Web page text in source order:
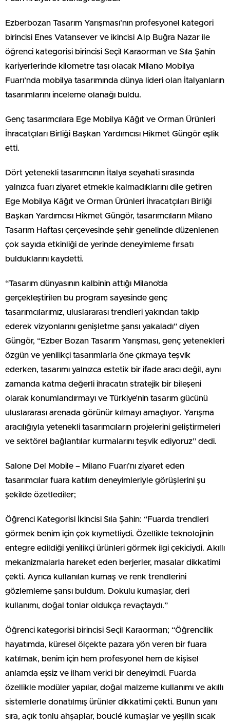
Ezberbozan Tasarım Yarışması’nın profesyonel kategori
birincisi Enes Vatansever ve ikincisi Alp Buğra Nazar ile
öğrenci kategorisi birincisi Seçil Karaorman ve Sıla Şahin
kariyerlerinde kilometre taşı olacak Milano Mobilya
Fuarı’nda mobilya tasarımında dünya lideri olan İtalyanların
tasarımlarını inceleme olanağı buldu.
Genç tasarımcılara Ege Mobilya Kâğıt ve Orman Ürünleri
İhracatçıları Birliği Başkan Yardımcısı Hikmet Güngör eşlik
etti.
Dört yetenekli tasarımcının İtalya seyahati sırasında
yalnızca fuarı ziyaret etmekle kalmadıklarını dile getiren
Ege Mobilya Kâğıt ve Orman Ürünleri İhracatçıları Birliği
Başkan Yardımcısı Hikmet Güngör, tasarımcıların Milano
Tasarım Haftası çerçevesinde şehir genelinde düzenlenen
çok sayıda etkinliği de yerinde deneyimleme fırsatı
bulduklarını kaydetti.
“Tasarım dünyasının kalbinin attığı Milano’da
gerçekleştirilen bu program sayesinde genç
tasarımcılarımız, uluslararası trendleri yakından takip
ederek vizyonlarını genişletme şansı yakaladı” diyen
Güngör, “Ezber Bozan Tasarım Yarışması, genç yetenekleri
özgün ve yenilikçi tasarımlarla öne çıkmaya teşvik
ederken, tasarımı yalnızca estetik bir ifade aracı değil, aynı
zamanda katma değerli ihracatın stratejik bir bileşeni
olarak konumlandırmayı ve Türkiye’nin tasarım gücünü
uluslararası arenada görünür kılmayı amaçlıyor. Yarışma
aracılığıyla yetenekli tasarımcıların projelerini geliştirmeleri
ve sektörel bağlantılar kurmalarını teşvik ediyoruz” dedi.
Salone Del Mobile – Milano Fuarı’nı ziyaret eden
tasarımcılar fuara katılım deneyimleriyle görüşlerini şu
şekilde özetlediler;
Öğrenci Kategorisi İkincisi Sıla Şahin: “Fuarda trendleri
görmek benim için çok kıymetliydi. Özellikle teknolojinin
entegre edildiği yenilikçi ürünleri görmek ilgi çekiciydi. Akıllı
mekanizmalarla hareket eden berjerler, masalar dikkatimi
çekti. Ayrıca kullanılan kumaş ve renk trendlerini
gözlemleme şansı buldum. Dokulu kumaşlar, deri
kullanımı, doğal tonlar oldukça revaçtaydı.”
Öğrenci kategorisi birincisi Seçil Karaorman; “Öğrencilik
hayatımda, küresel ölçekte pazara yön veren bir fuara
katılmak, benim için hem profesyonel hem de kişisel
anlamda eşsiz ve ilham verici bir deneyimdi. Fuarda
özellikle modüler yapılar, doğal malzeme kullanımı ve akıllı
sistemlerle donatılmış ürünler dikkatimi çekti. Bunun yanı
sıra, açık tonlu ahşaplar, bouclé kumaşlar ve yeşilin sıcak